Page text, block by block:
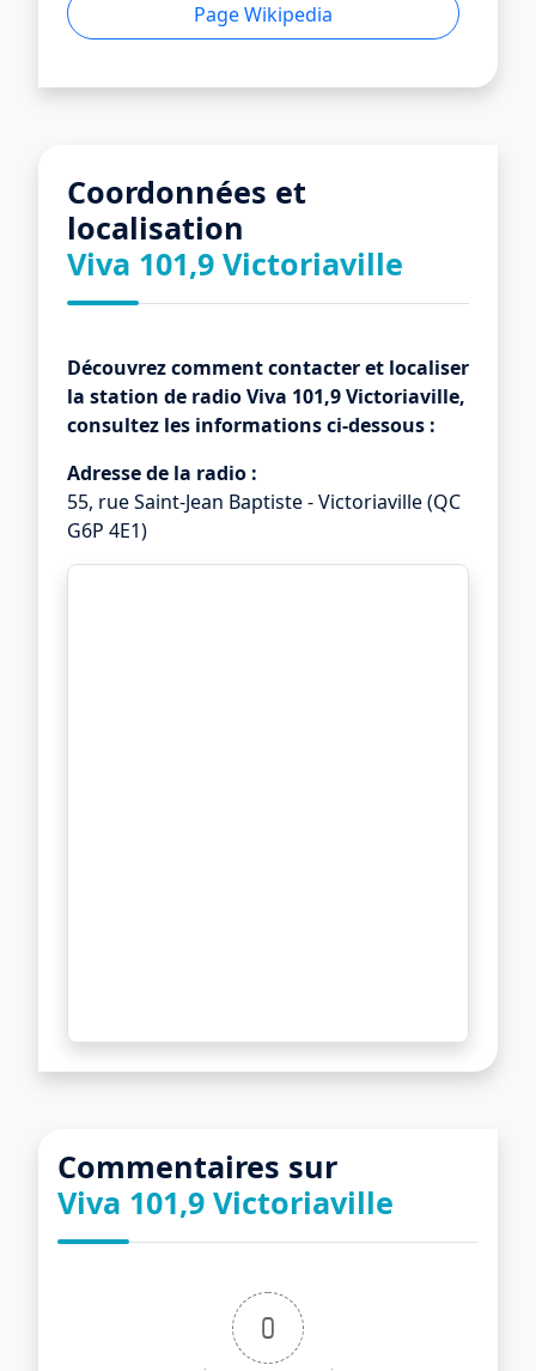
Page Wikipedia
Coordonnées et
localisation
Viva 101,9 Victoriaville
Découvrez comment contacter et localiser
la station de radioViva 101,9 Victoriaville,
consultez les informations ci-dessous :
Adresse de la radio :
55, rue Saint-Jean Baptiste - Victoriaville (QC
G6P 4E1)
Commentaires sur
Viva 101,9 Victoriaville
0